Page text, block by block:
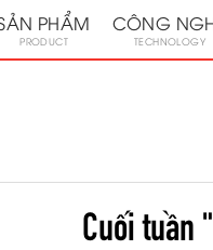
PHẨM
PRODUCT
CÔNG
TECHNOLOGY
Cuối tuần